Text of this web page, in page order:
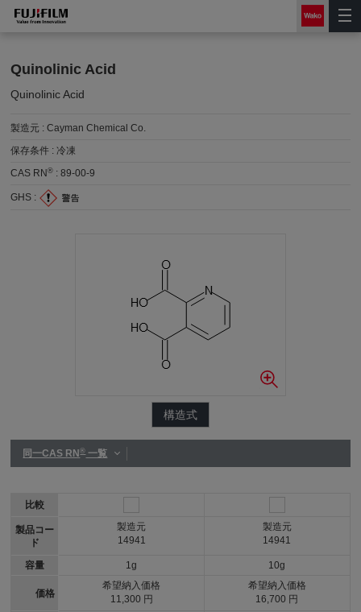
Quinolinic Acid
Quinolinic Acid
製造元 :Cayman Chemical Co.
保存条件 :冷凍
CAS RN® :89-00-9
GHS :
構造式
同一CAS RN®一覧
比較
製品コー
ド
容量
価格
製造元
14941
1g
希望納入価格
11,300 円
製造元
14941
10g
希望納入価格
16,700 円